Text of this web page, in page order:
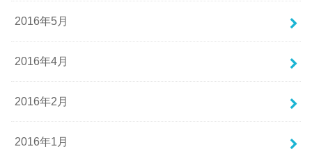
2016年5月
2016年4月
2016年2月
2016年1月